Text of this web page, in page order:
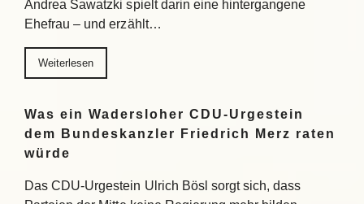
Andrea Sawatzki spielt darin eine hintergangene
Ehefrau – und erzählt…
Weiterlesen
Was ein Wadersloher CDU-Urgestein
dem Bundeskanzler Friedrich Merz raten
würde
Das CDU-Urgestein Ulrich Bösl sorgt sich, dass